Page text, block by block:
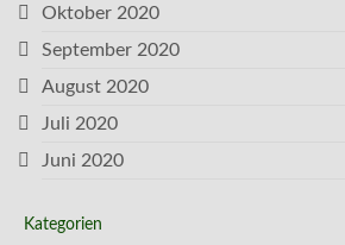
Oktober 2020
September 2020
August 2020
Juli 2020
Juni 2020
Kategorien